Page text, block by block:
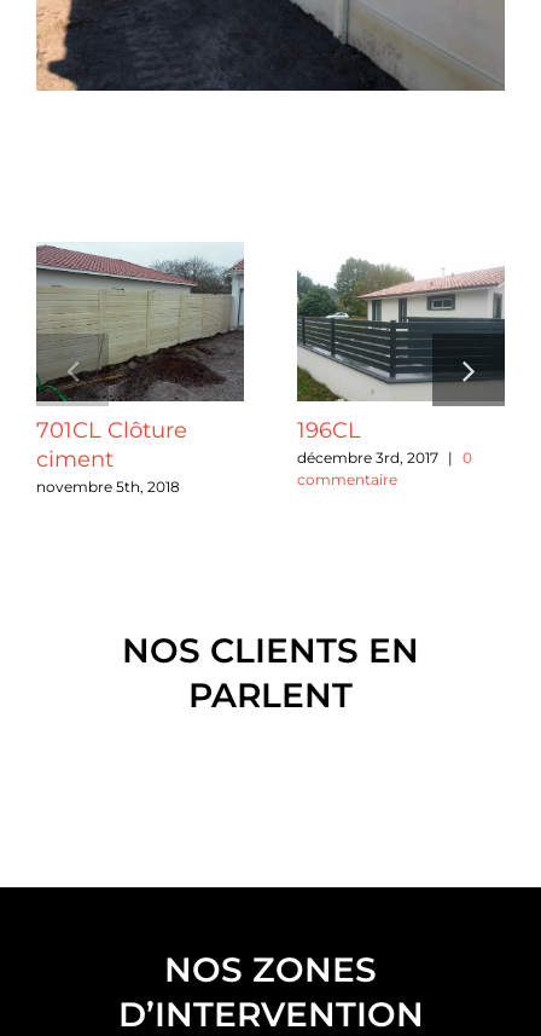
Chantiers
Guide & Aide
Nous Recrutons
Qui sommes-nous ?
701CL Clôture
ciment
novembre 5th, 2018
196CL
décembre 3rd, 2017 | 0
commentaire
NOS CLIENTS EN
PARLENT
NOS ZONES
D’INTERVENTION